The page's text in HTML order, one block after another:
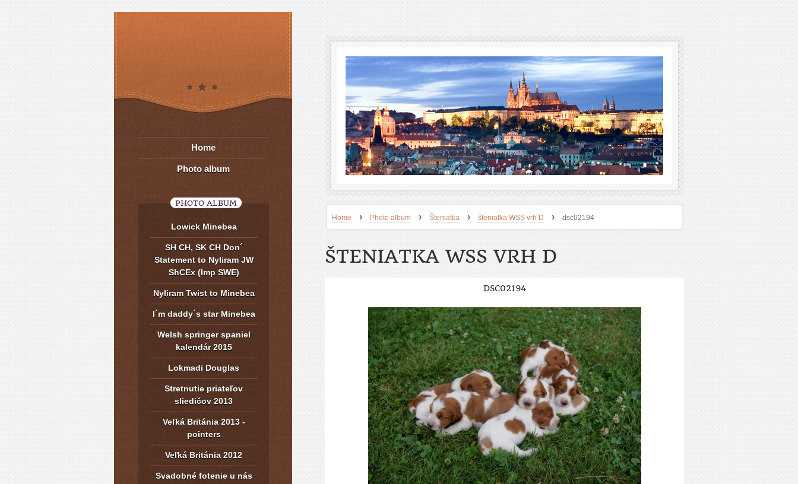
Home › Photo album › Šteniatka › šteniatka WSS vrh D › dsc02194
ŠTENIATKA WSS VRH D
DSC02194
Home
Photo album
PHOTO ALBUM
Lowick Minebea
SH CH, SK CH Don´
Statement to Nyliram JW
ShCEx (Imp SWE)
Nyliram Twist to Minebea
I´m daddy´s star Minebea
Welsh springer spaniel
kalendár 2015
Lokmadi Douglas
Stretnutie priateľov
sliedičov 2013
Veľká Británia 2013 -
pointers
Veľká Británia 2012
Svadobné fotenie u nás